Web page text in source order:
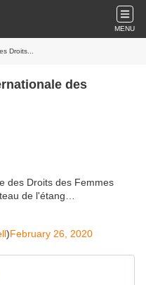
MENU
Droits...
des
des Droits des Femmes
de l'étang…
)February 26, 2020